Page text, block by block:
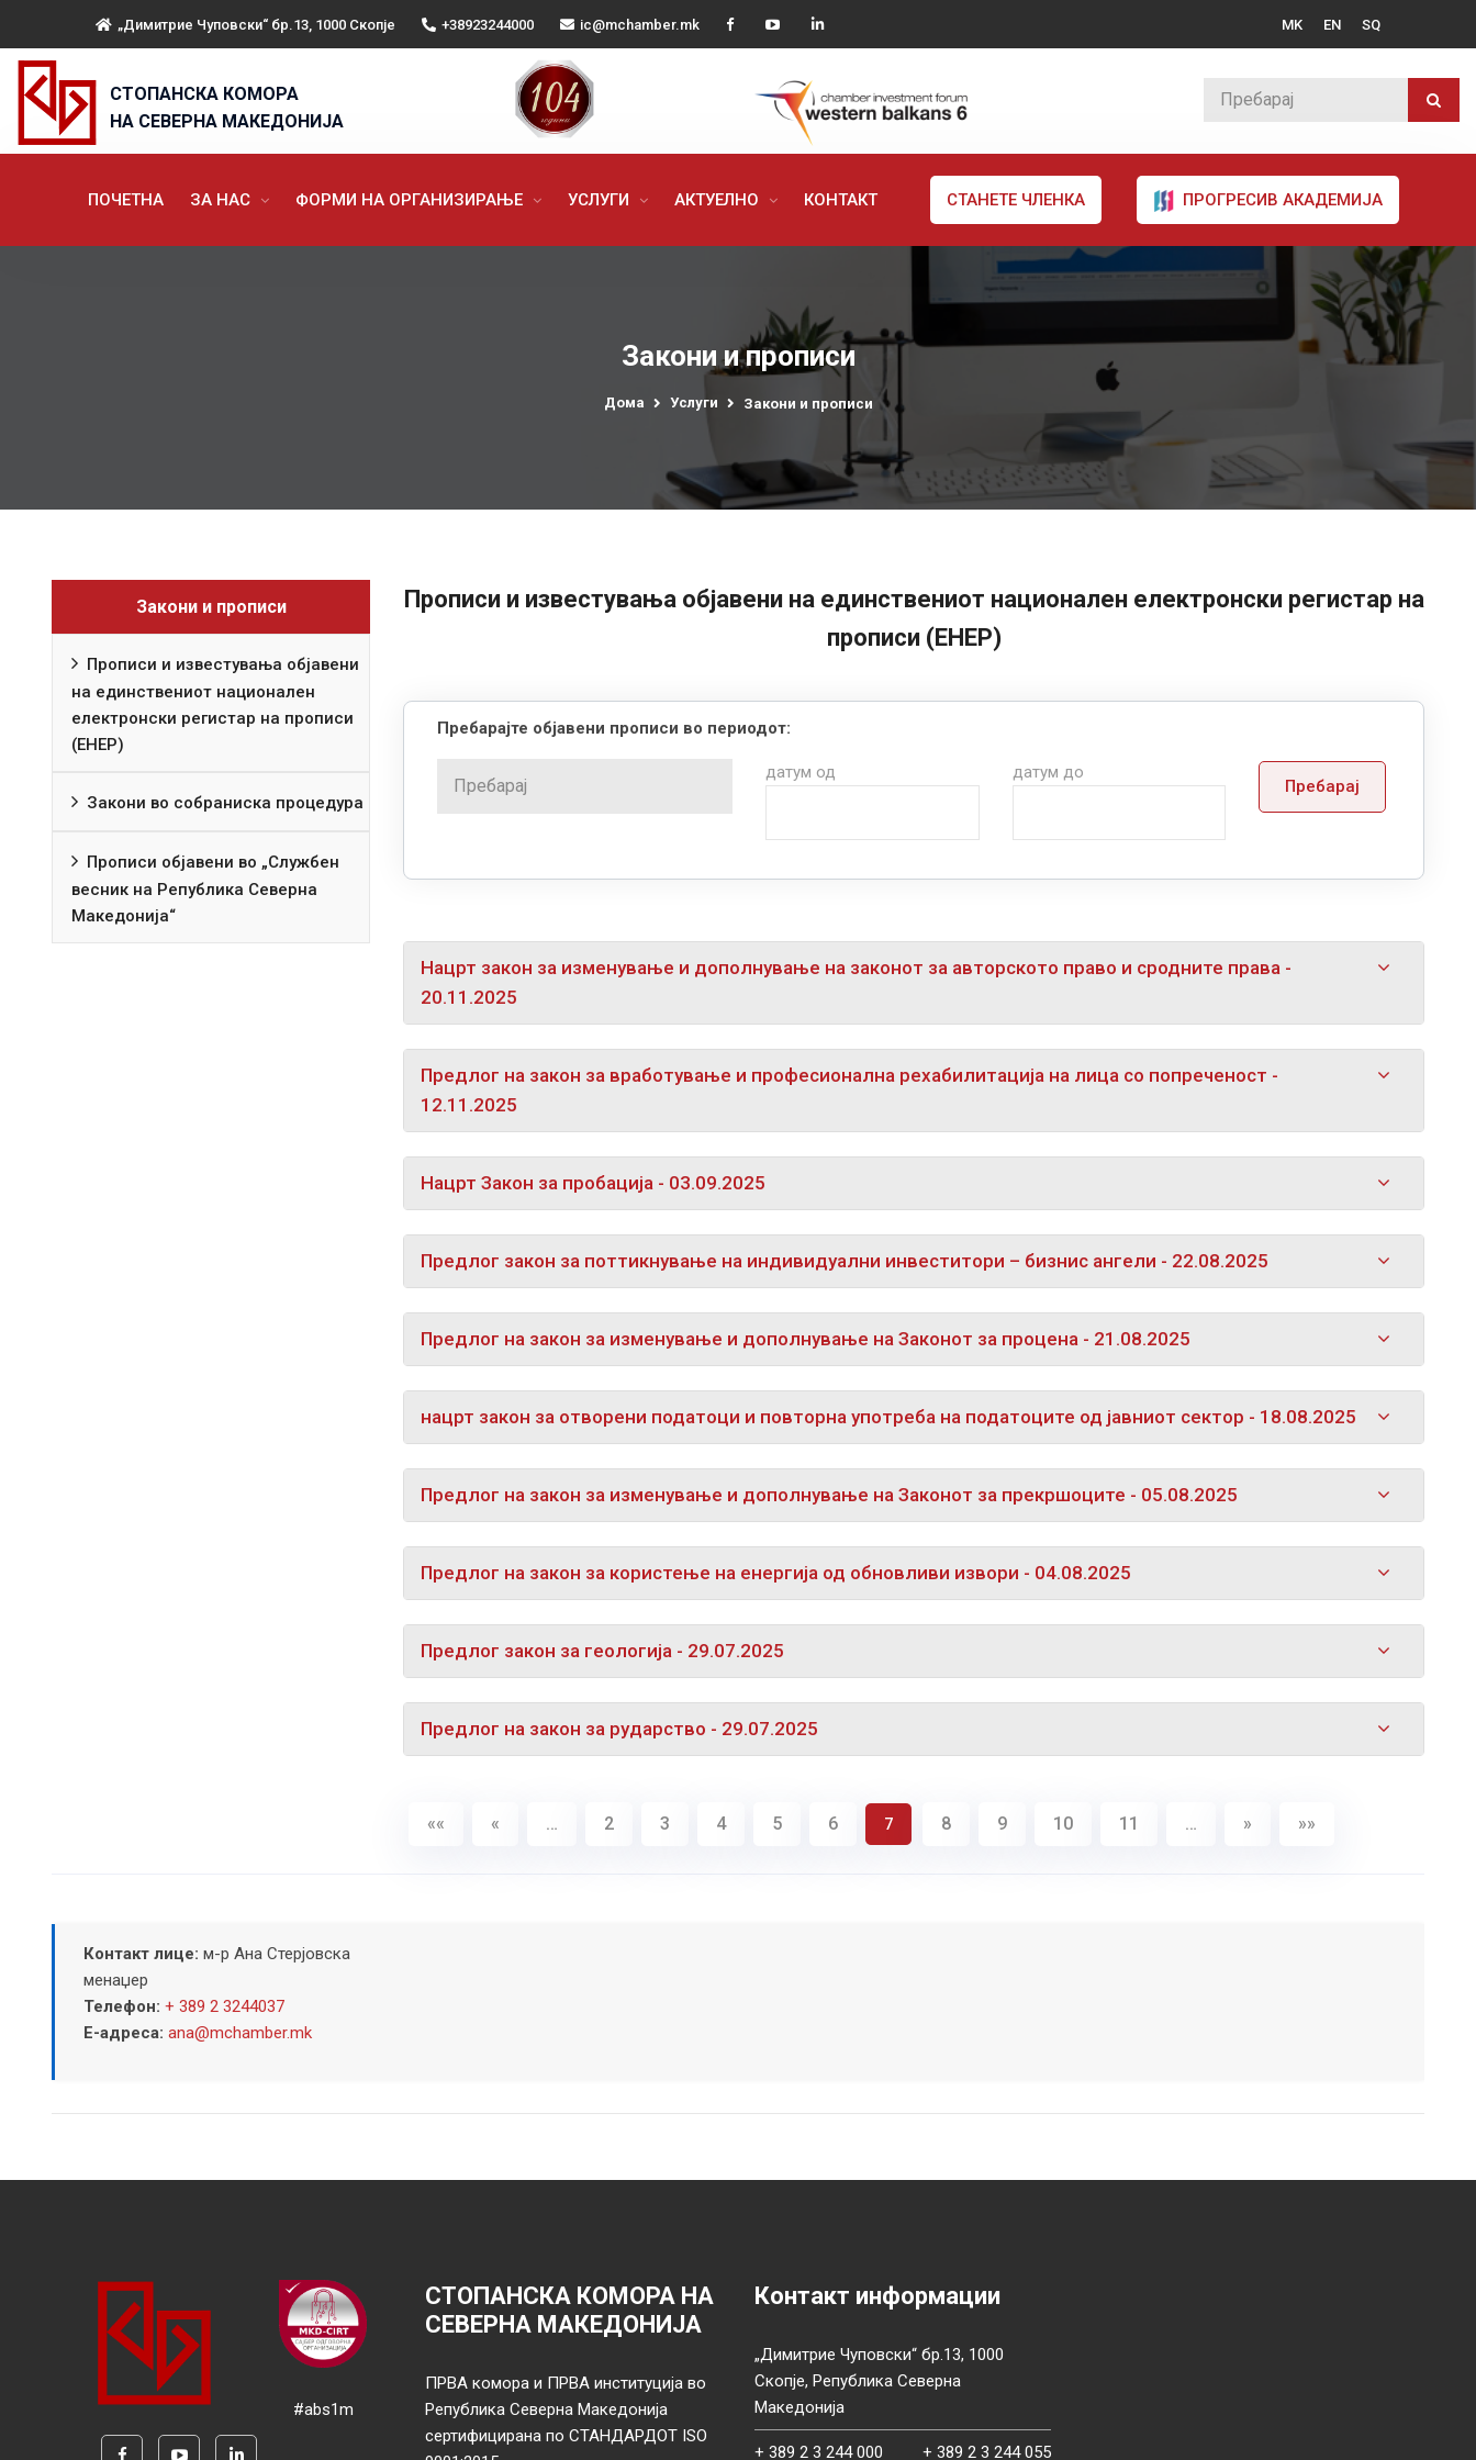
„Димитрие Чуповски“ бр.13, 1000 Скопје +38923244000 ic@mchamber.mk MK EN SQ
СТОПАНСКА КОМОРА
НА СЕВЕРНА МАКЕДОНИЈА
ПОЧЕТНА ЗА НАС ФОРМИ НА ОРГАНИЗИРАЊЕ УСЛУГИ АКТУЕЛНО КОНТАКТ СТАНЕТЕ ЧЛЕНКА ПРОГРЕСИВ АКАДЕМИЈА
Закони и прописи
Дома Услуги Закони и прописи
Закони и прописи
Прописи и известувања објавени
на единствениот национален
електронски регистар на прописи
(ЕНЕР)
Закони во собраниска процедура
Прописи објавени во „Службен
весник на Република Северна
Македонија“
Прописи и известувања објавени на единствениот национален електронски регистар на
прописи (ЕНЕР)
Пребарајте објавени прописи во периодот:
датум од датум до
Пребарај
Нацрт закон за изменување и дополнување на законот за авторското право и сродните права -
20.11.2025
Предлог на закон за вработување и професионална рехабилитација на лица со попреченост -
12.11.2025
Нацрт Закон за пробација - 03.09.2025
Предлог закон за поттикнување на индивидуални инвеститори – бизнис ангели - 22.08.2025
Предлог на закон за изменување и дополнување на Законот за процена - 21.08.2025
нацрт закон за отворени податоци и повторна употреба на податоците од јавниот сектор - 18.08.2025
Предлог на закон за изменување и дополнување на Законот за прекршоците - 05.08.2025
Предлог на закон за користење на енергија од обновливи извори - 04.08.2025
Предлог закон за геологија - 29.07.2025
Предлог на закон за рударство - 29.07.2025
«« « … 2 3 4 5 6 7 8 9 10 11 … » »»
Контакт лице: м-р Ана Стерјовска
менаџер
Телефон: + 389 2 3244037
Е-адреса: ana@mchamber.mk
#abs1m
СТОПАНСКА КОМОРА НА
СЕВЕРНА МАКЕДОНИЈА
ПРВА комора и ПРВА институција во
Република Северна Македонија
сертифицирана по СТАНДАРДОТ ISO
Контакт информации
„Димитрие Чуповски“ бр.13, 1000
Скопје, Република Северна
Македонија
+ 389 2 3 244 000 + 389 2 3 244 055